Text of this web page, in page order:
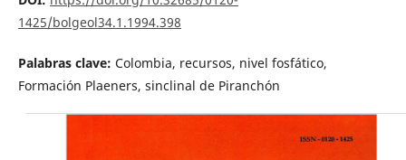
1425/bolgeol34.1.1994.398
Palabras clave: Colombia, recursos, nivel fosfático,
Formación Plaeners, sinclinal de Piranchón